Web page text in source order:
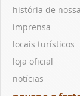
história de
imprensa
locais turísticos
loja oficial
notícias